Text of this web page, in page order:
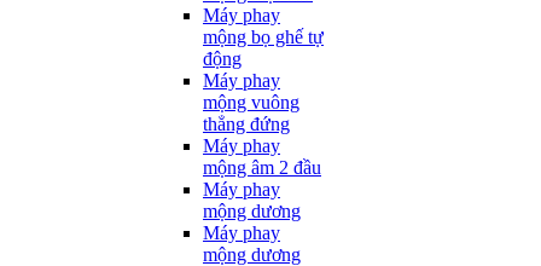
Máy phay
mộng bọ ghế tự
động
Máy phay
mộng vuông
thẳng đứng
Máy phay
mộng âm 2 đầu
Máy phay
mộng dương
Máy phay
mộng dương